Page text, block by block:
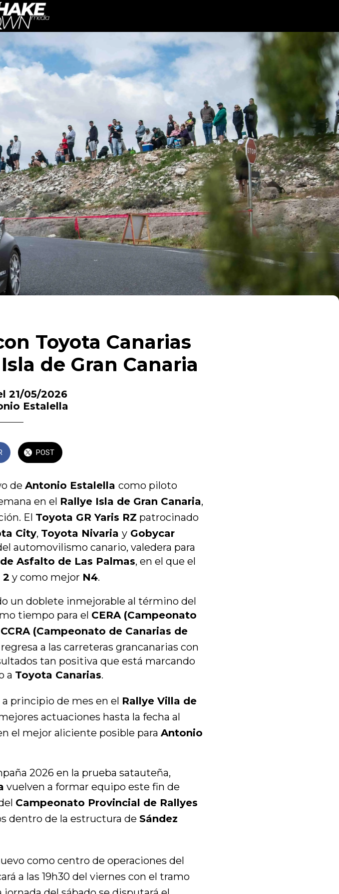
Toyota Canarias
de Gran Canaria
21/05/2026
Estalella
POST
de Antonio Estalella como piloto
en el Rallye Isla de Gran Canaria,
El Toyota GR Yaris RZ patrocinado
City, Toyota Nivaria y Gobycar
automovilismo canario, valedera para
Asfalto de Las Palmas, en el que el
2 y como mejor N4.
un doblete inmejorable al término del
tiempo para el CERA (Campeonato
CCRA (Campeonato de Canarias de
regresa a las carreteras grancanarias con
tan positiva que está marcando
a Toyota Canarias.
principio de mes en el Rallye Villa de
actuaciones hasta la fecha al
el mejor aliciente posible para Antonio
2026 en la prueba satauteña,
vuelven a formar equipo este fin de
Campeonato Provincial de Rallyes
dentro de la estructura de Sández
como centro de operaciones del
a las 19h30 del viernes con el tramo